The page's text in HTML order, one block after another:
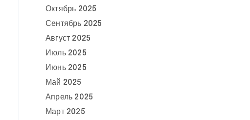
Октябрь 2025
Сентябрь 2025
Август 2025
Июль 2025
Июнь 2025
Май 2025
Апрель 2025
Март 2025